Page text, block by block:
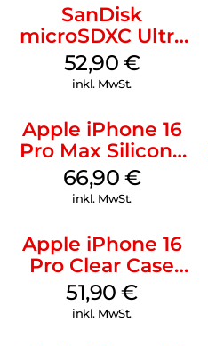
SanDisk
microSDXC Ultra
128 GB + Adapter
Mobile
52,90 €
inkl. MwSt.
Apple iPhone 16
Pro Max Silicone
Case MagSafe
Black
66,90 €
inkl. MwSt.
Apple iPhone 16
Pro Clear Case
MagSafe
Transparent
51,90€
inkl. MwSt.